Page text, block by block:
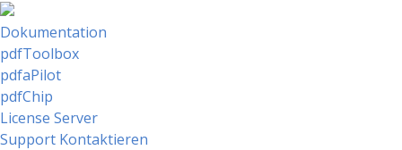
Dokumentation
pdfToolbox
pdfaPilot
pdfChip
License Server
Support Kontaktieren